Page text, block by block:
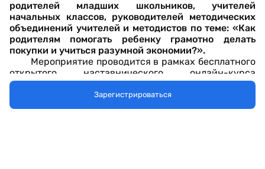
родителей младших школьников, учителей
начальных классов, руководителей методических
объединений учителей и методистов по теме: «Как
родителям помогать ребенку грамотно делать
покупки и учиться разумной экономии?».
Мероприятие проводится в рамках бесплатного
открытого наставнического онлайн-курса
«Развитие финансовой грамотности младших
школьников с использованием проектных
технологий».
Зарегистрироваться